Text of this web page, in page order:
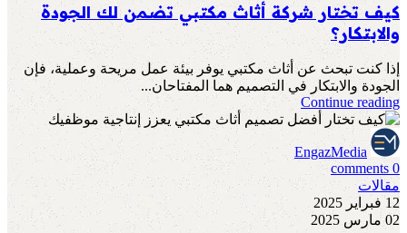
كيف تختار شركة أثاث مكتبي تضمن لك الجودة
والابتكار؟
إذا كنت تبحث عن أثاث مكتبي يوفر بيئة عمل مريحة وعملية، فإن
الجودة والابتكار في التصميم هما المفتاحان...
Continue reading
EngazMedia
0
comments
مقالات
12 فبراير 2025
02 مارس 2025